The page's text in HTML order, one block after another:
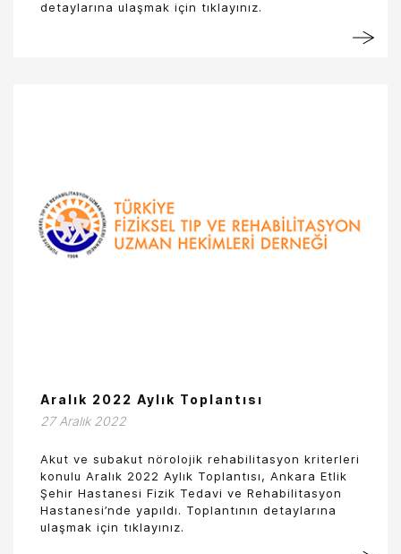
detaylarına ulaşmak için tıklayınız.
Aralık 2022 Aylık Toplantısı
27 Aralık 2022
Akut ve subakut nörolojik rehabilitasyon kriterleri
konulu Aralık 2022 Aylık Toplantısı, Ankara Etlik
Şehir Hastanesi Fizik Tedavi ve Rehabilitasyon
Hastanesi’nde yapıldı. Toplantının detaylarına
ulaşmak için tıklayınız.